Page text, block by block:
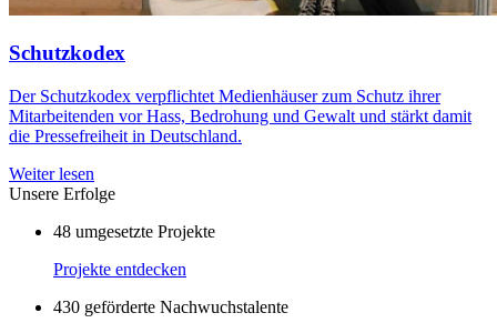
Schutzkodex
Der Schutzkodex verpflichtet Medienhäuser zum Schutz ihrer
Mitarbeitenden vor Hass, Bedrohung und Gewalt und stärkt damit
die Pressefreiheit in Deutschland.
Weiter lesen
Unsere Erfolge
48 umgesetzte Projekte
Projekte entdecken
430 geförderte Nachwuchstalente